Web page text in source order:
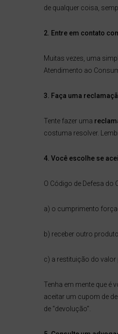
de qualquer coisa,
2. Entre em contato
Muitas vezes, uma
Atendimento ao
3. Faça uma
Tente fazer uma
costuma resolver.
4. Você escolhe se
O Código de Defesa
a) o cumprimento
b) receber outro
c) a restituição do
Tenha em mente que é
aceitar um cupom de
de “devolução”.